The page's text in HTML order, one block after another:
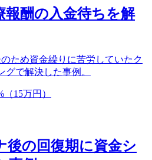
報酬の入金待ちを解
ため資金繰りに苦労していたク
グで解決した事例。
（15万円）
後の回復期に資金シ